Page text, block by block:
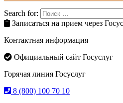
Search for:
Записаться на прием через
Контактная информация
Официальный сайт Госуслуг
Горячая линия Госуслуг
8 (800) 100 70 10